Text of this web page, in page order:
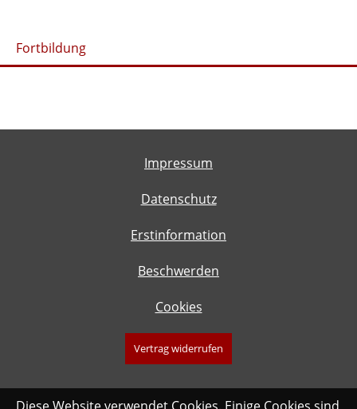
Fortbildung
Impressum
Datenschutz
Erstinformation
Beschwerden
Cookies
Vertrag widerrufen